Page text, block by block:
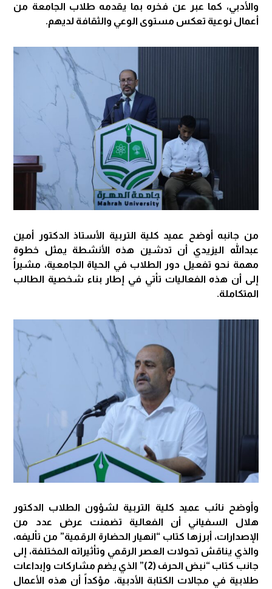
والأدبي، كما عبر عن فخره بما يقدمه طلاب الجامعة من
أعمال نوعية تعكس مستوى الوعي والثقافة لديهم.
من جانبه أوضح عميد كلية التربية الأستاذ الدكتور أمين
عبدالله اليزيدي أن تدشين هذه الأنشطة يمثل خطوة
مهمة نحو تفعيل دور الطلاب في الحياة الجامعية، مشيراً
إلى أن هذه الفعاليات تأتي في إطار بناء شخصية الطالب
المتكاملة.
وأوضح نائب عميد كلية التربية لشؤون الطلاب الدكتور
هلال السفياني أن الفعالية تضمنت عرض عدد من
الإصدارات، أبرزها كتاب “انهيار الحضارة الرقمية” من تأليفه،
والذي يناقش تحولات العصر الرقمي وتأثيراته المختلفة، إلى
جانب كتاب “نبض الحرف (2)” الذي يضم مشاركات وإبداعات
طلابية في مجالات الكتابة الأدبية، مؤكداً أن هذه الأعمال